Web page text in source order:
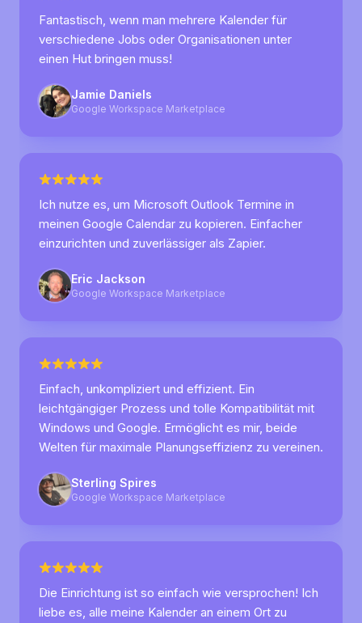
Fantastisch, wenn man mehrere Kalender für
verschiedene Jobs oder Organisationen unter
einen Hut bringen muss!
Jamie Daniels
Google Workspace Marketplace
Ich nutze es, um Microsoft Outlook Termine in
meinen Google Calendar zu kopieren. Einfacher
einzurichten und zuverlässiger als Zapier.
Eric Jackson
Google Workspace Marketplace
Einfach, unkompliziert und effizient. Ein
leichtgängiger Prozess und tolle Kompatibilität mit
Windows und Google. Ermöglicht es mir, beide
Welten für maximale Planungseffizienz zu vereinen.
Sterling Spires
Google Workspace Marketplace
Die Einrichtung ist so einfach wie versprochen! Ich
liebe es, alle meine Kalender an einem Ort zu